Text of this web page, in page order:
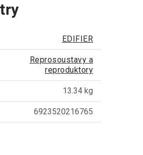
EDIFIER
Reprosoustavy a
reproduktory
13.34 kg
6923520216765